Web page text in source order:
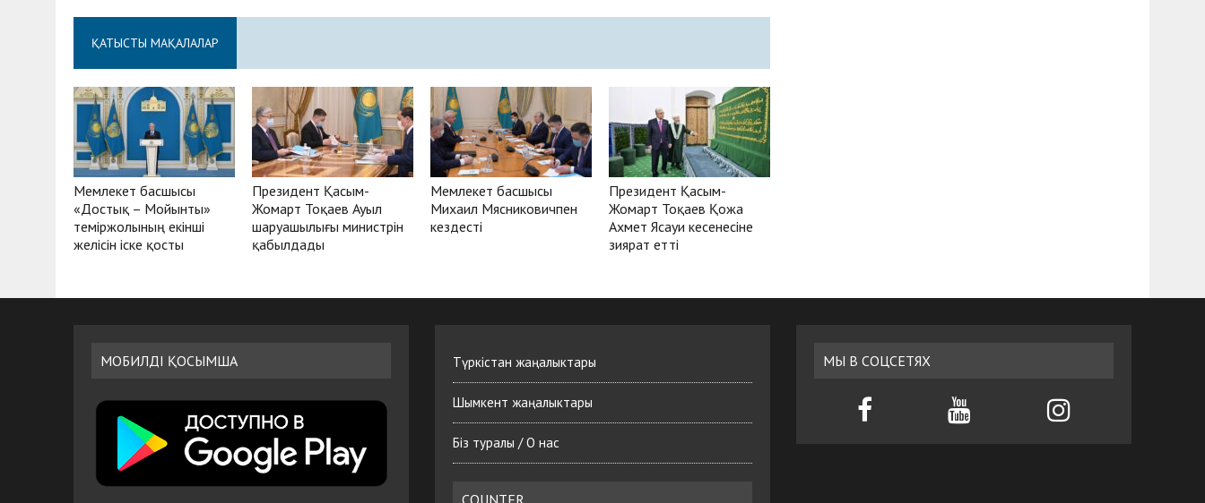
ҚАТЫСТЫ МАҚАЛАЛАР
Мемлекет басшысы
«Достық – Мойынты»
теміржолының екінші
желісін іске қосты
Президент Қасым-
Жомарт Тоқаев Ауыл
шаруашылығы министрін
қабылдады
Мемлекет басшысы
Михаил Мясниковичпен
кездесті
Президент Қасым-
Жомарт Тоқаев Қожа
Ахмет Ясауи кесенесіне
зиярат етті
МОБИЛДІ ҚОСЫМША Түркістан жаңалыктары
Шымкент жаңалыктары
Біз туралы / О нас
COUNTER
МЫ В СОЦСЕТЯХ